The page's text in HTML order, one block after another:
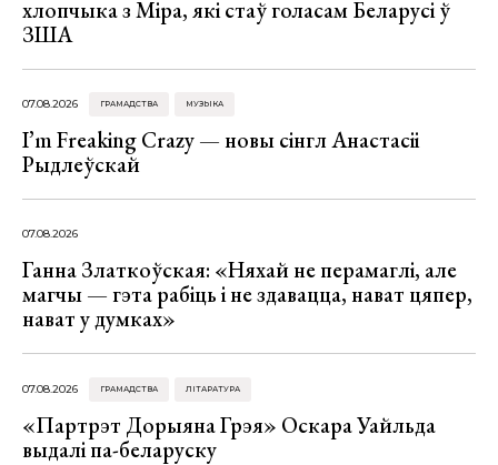
хлопчыка з Міра, які стаў голасам Беларусі ў
ЗША
07.08.2026 ГРАМАДСТВА МУЗЫКА
I’m Freaking Crazy — новы сінгл Анастасіі
Рыдлеўскай
07.08.2026
Ганна Златкоўская: «Няхай не перамаглі, але
магчы — гэта рабіць і не здавацца, нават цяпер,
нават у думках»
07.08.2026 ГРАМАДСТВА ЛІТАРАТУРА
«Партрэт Дорыяна Грэя» Оскара Уайльда
выдалі па-беларуску